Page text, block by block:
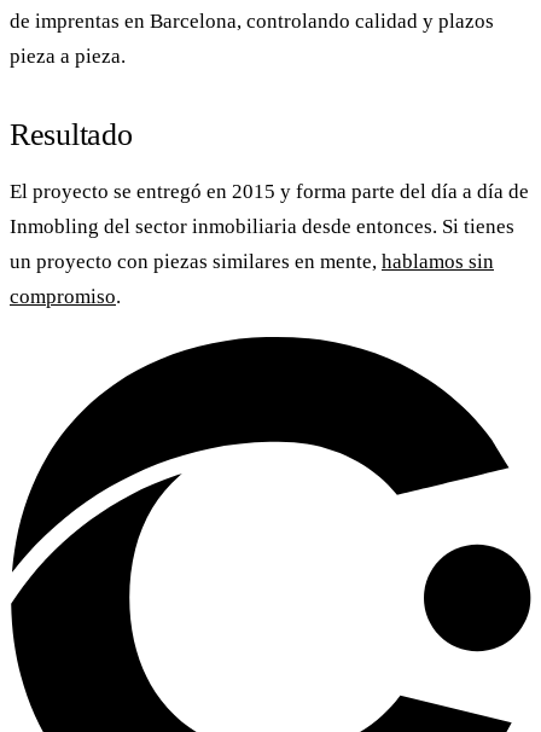
de imprentas en Barcelona, controlando calidad y plazos
pieza a pieza.
Resultado
El proyecto se entregó en 2015 y forma parte del día a día de
Inmobling del sector inmobiliaria desde entonces. Si tienes
un proyecto con piezas similares en mente, hablamos sin
compromiso.